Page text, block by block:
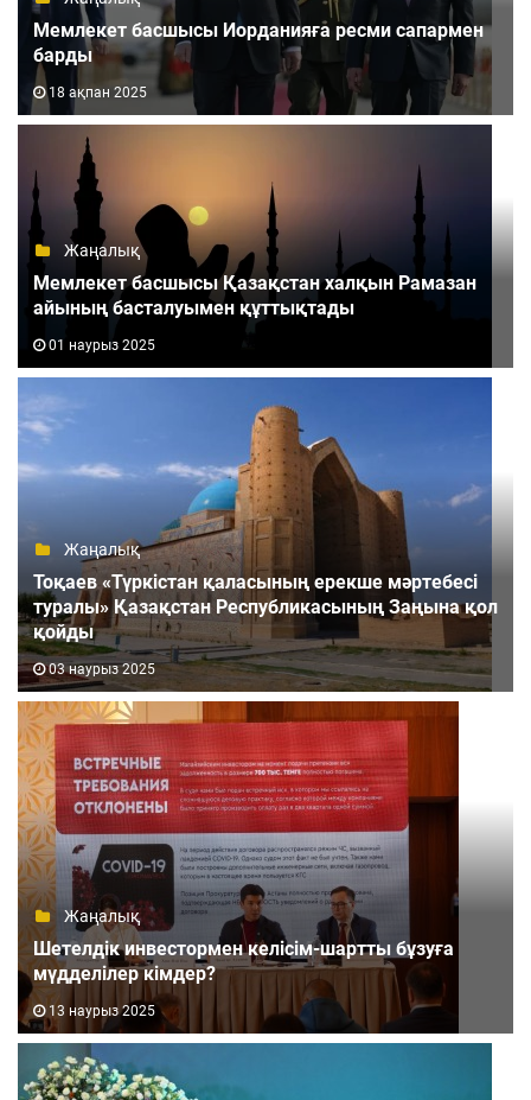
Мемлекет басшысы Иорданияға ресми сапармен
барды
18 ақпан 2025
Жаңалық
Мемлекет басшысы Қазақстан халқын Рамазан
айының басталуымен құттықтады
01 наурыз 2025
Жаңалық
Тоқаев «Түркістан қаласының ерекше мәртебесі
туралы» Қазақстан Республикасының Заңына қол
қойды
03 наурыз 2025
Жаңалық
Шетелдік инвестормен келісім-шартты бұзуға
мүдделілер кімдер?
13 наурыз 2025